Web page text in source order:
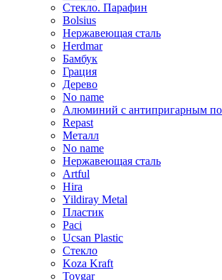
Стекло. Парафин
Bolsius
Нержавеющая сталь
Herdmar
Бамбук
Грация
Дерево
No name
Алюминий с антипригарным
Repast
Металл
No name
Нержавеющая сталь
Artful
Hira
Yildiray Metal
Пластик
Paci
Ucsan Plastic
Стекло
Koza Kraft
Toygar